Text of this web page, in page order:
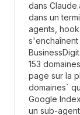
dans
dans un
agents,
s'enchaînent
153
page sur la
domaines`
Google
un sub-